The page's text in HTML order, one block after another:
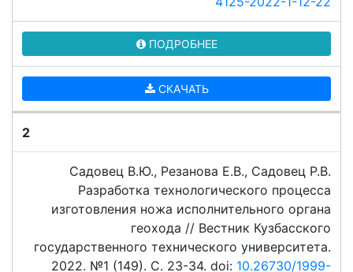
ПОДРОБНЕЕ
СКАЧАТЬ
2
Садовец В.Ю., Резанова Е.В., Садовец Р.В.
Разработка технологического процесса
изготовления ножа исполнительного органа
геохода // Вестник Кузбасского
государственного технического университета.
2022. №1 (149). C. 23-34. doi: 10.26730/1999-